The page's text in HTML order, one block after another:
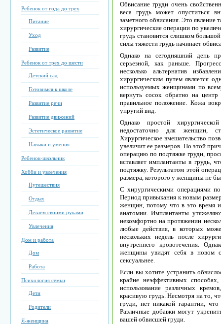
Ребенок от года до трех
Питание
Уход
Развитие
Ребенок от трех до шести
Детский сад
Готовимся к школе
Развитие речи
Развитие движений
Эстетическое развитие
Навыки и умения
Ребенок-школьник
Хобби и увлечения
Путешествия
Отдых
Делаем своими руками
Увлечения
Дом и работа
Дом
Работа
Психология семьи
Дети
Родители
Я-женщина
Обвисание груди очень
веса грудь может опуститься
заметного обвисания. Это
хирургические операции по
грудь становится слишком
силы тяжести грудь начинает
Однако на сегодняшний день
серьезной, как раньше.
несколько альтернатив
хирургическим путем является
используемых женщинами по
вернуть сосок обратно на
правильное положение. Кожа
упругий вид.
Однако простой
недостаточно для женщин,
Хирургическое вмешательство
увеличит ее размеров. По этой
операцию по подтяжке груди,
вставляет имплантанты в грудь,
подтяжку. Результатом этой
размера, которого у женщины не
С хирургическими операциями
Период привыкания к новым
женщин, потому что в это время
анатомии. Имплантанты
некомфортно на протяжении
любые действия, в которых
нескольких недель после
внутреннего кровотечения.
женщины увидят себя в новом
сексуальнее.
Если вы хотите устранить
крайне неэффективных
использование различных
красивую грудь. Несмотря на то,
груди, нет никакой гарантии,
Различные добавки могут
вашей обвисшей груди.